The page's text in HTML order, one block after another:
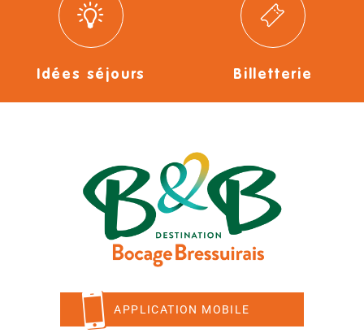
Idées séjours Billetterie
APPLICATION MOBILE